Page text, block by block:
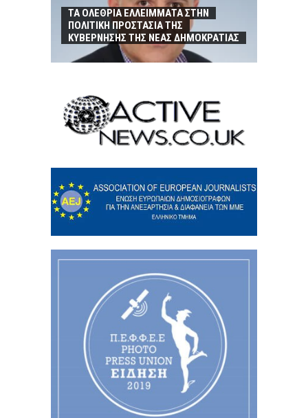
ΤΑ ΟΛΕΘΡΙΑ ΕΛΛΕΙΜΜΑΤΑ ΣΤΗΝ
ΠΟΛΙΤΙΚΗ ΠΡΟΣΤΑΣΙΑ ΤΗΣ
ΚΥΒΕΡΝΗΣΗΣ ΤΗΣ ΝΕΑΣ ΔΗΜΟΚΡΑΤΙΑΣ